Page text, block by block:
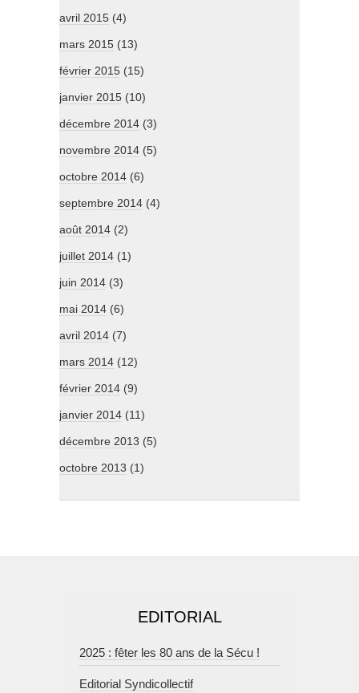
avril 2015 (4)
mars 2015 (13)
février 2015 (15)
janvier 2015 (10)
décembre 2014 (3)
novembre 2014 (5)
octobre 2014 (6)
septembre 2014 (4)
août 2014 (2)
juillet 2014 (1)
juin 2014 (3)
mai 2014 (6)
avril 2014 (7)
mars 2014 (12)
février 2014 (9)
janvier 2014 (11)
décembre 2013 (5)
octobre 2013 (1)
EDITORIAL
2025 : fêter les 80 ans de la Sécu !
Editorial Syndicollectif